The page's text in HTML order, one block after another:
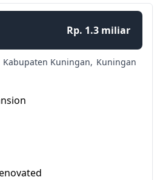
Rp. 1.3 miliar
Kabupaten Kuningan, Kuningan